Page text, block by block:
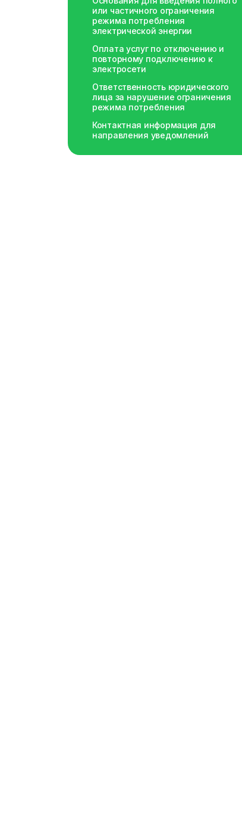
Расчетные способы, применяемые
для определения объемов
электрической энергии,
использованной потребителями -
юридическими лицами и
индивидуальными
предпринимателями
отпуска электроэнергии и
мощности по тарифным группам
величины мощности на розничном
рынке
или частичного ограничения
режима потребления
электрической энергии
Оплата услуг по отключению и
повторному подключению к
электросети
Ответственность юридического
лица за нарушение ограничения
режима потребления
Контактная информация для
направления уведомлений